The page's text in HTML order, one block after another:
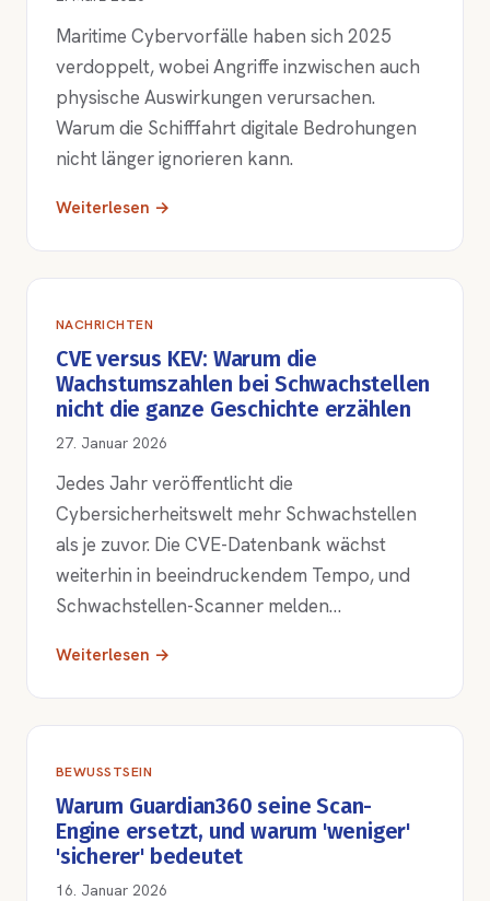
Maritime Cybervorfälle haben sich 2025
verdoppelt, wobei Angriffe inzwischen auch
physische Auswirkungen verursachen.
Warum die Schifffahrt digitale Bedrohungen
nicht länger ignorieren kann.
Weiterlesen →
NACHRICHTEN
CVE versus KEV: Warum die
Wachstumszahlen bei Schwachstellen
nicht die ganze Geschichte erzählen
27. Januar 2026
Jedes Jahr veröffentlicht die
Cybersicherheitswelt mehr Schwachstellen
als je zuvor. Die CVE-Datenbank wächst
weiterhin in beeindruckendem Tempo, und
Schwachstellen-Scanner melden…
Weiterlesen →
BEWUSSTSEIN
Warum Guardian360 seine Scan-
Engine ersetzt, und warum 'weniger'
'sicherer' bedeutet
16. Januar 2026